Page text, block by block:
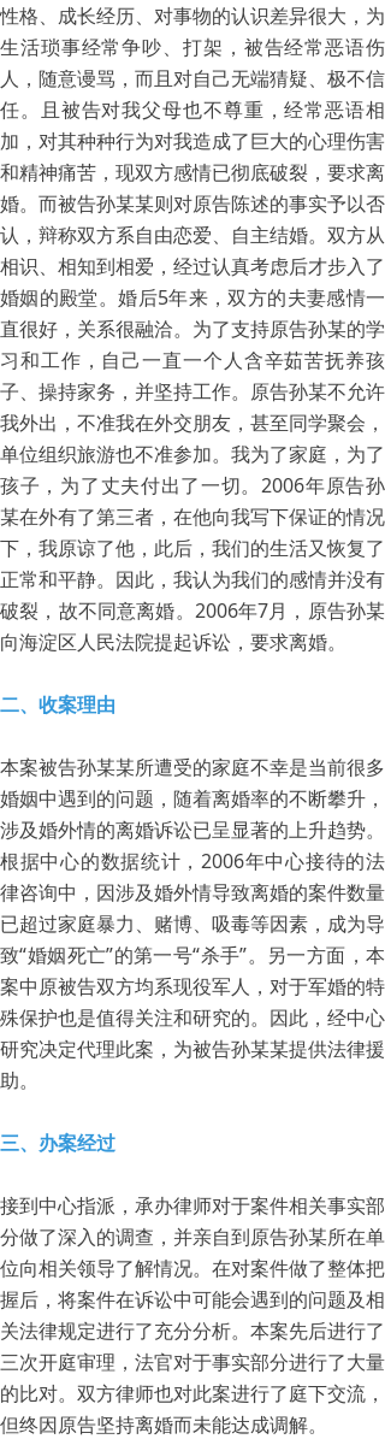
性格、成长经历、对事物的认识差异很大，为
生活琐事经常争吵、打架，被告经常恶语伤
人，随意谩骂，而且对自己无端猜疑、极不信
任。且被告对我父母也不尊重，经常恶语相
加，对其种种行为对我造成了巨大的心理伤害
和精神痛苦，现双方感情已彻底破裂，要求离
婚。而被告孙某某则对原告陈述的事实予以否
认，辩称双方系自由恋爱、自主结婚。双方从
相识、相知到相爱，经过认真考虑后才步入了
婚姻的殿堂。婚后5年来，双方的夫妻感情一
直很好，关系很融洽。为了支持原告孙某的学
习和工作，自己一直一个人含辛茹苦抚养孩
子、操持家务，并坚持工作。原告孙某不允许
我外出，不准我在外交朋友，甚至同学聚会，
单位组织旅游也不准参加。我为了家庭，为了
孩子，为了丈夫付出了一切。2006年原告孙
某在外有了第三者，在他向我写下保证的情况
下，我原谅了他，此后，我们的生活又恢复了
正常和平静。因此，我认为我们的感情并没有
破裂，故不同意离婚。2006年7月，原告孙某
向海淀区人民法院提起诉讼，要求离婚。
二、收案理由
本案被告孙某某所遭受的家庭不幸是当前很多
婚姻中遇到的问题，随着离婚率的不断攀升，
涉及婚外情的离婚诉讼已呈显著的上升趋势。
根据中心的数据统计，2006年中心接待的法
律咨询中，因涉及婚外情导致离婚的案件数量
已超过家庭暴力、赌博、吸毒等因素，成为导
致“婚姻死亡”的第一号“杀手”。另一方面，本
案中原被告双方均系现役军人，对于军婚的特
殊保护也是值得关注和研究的。因此，经中心
研究决定代理此案，为被告孙某某提供法律援
助。
三、办案经过
接到中心指派，承办律师对于案件相关事实部
分做了深入的调查，并亲自到原告孙某所在单
位向相关领导了解情况。在对案件做了整体把
握后，将案件在诉讼中可能会遇到的问题及相
关法律规定进行了充分分析。本案先后进行了
三次开庭审理，法官对于事实部分进行了大量
的比对。双方律师也对此案进行了庭下交流，
但终因原告坚持离婚而未能达成调解。